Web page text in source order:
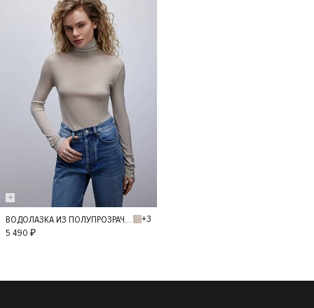
M
ВОДОЛАЗКА ИЗ ПОЛУПРОЗРАЧНОГО ТРИКОТАЖА
+3
5 490 ₽